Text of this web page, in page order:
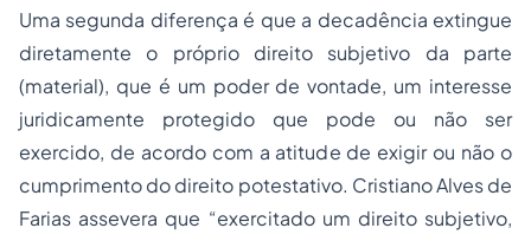
Uma segunda diferença é que a decadência extingue
diretamente o próprio direito subjetivo da parte
(material), que é um poder de vontade, um interesse
juridicamente protegido que pode ou não ser
exercido, de acordo com a atitude de exigir ou não o
cumprimento do direito potestativo. Cristiano Alves de
Farias assevera que “exercitado um direito subjetivo,